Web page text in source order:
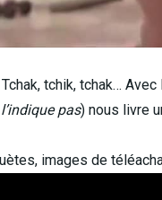
tchik, tchak… Avec
pas) nous livre
images de